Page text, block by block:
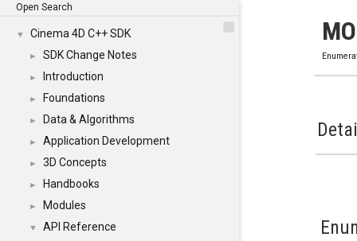
Open Search
▼ Cinema 4D C++ SDK
► SDK Change Notes
► Introduction
► Foundations
► Data & Algorithms
► Application Development
► 3D Concepts
► Handbooks
► Modules
▼ API Reference